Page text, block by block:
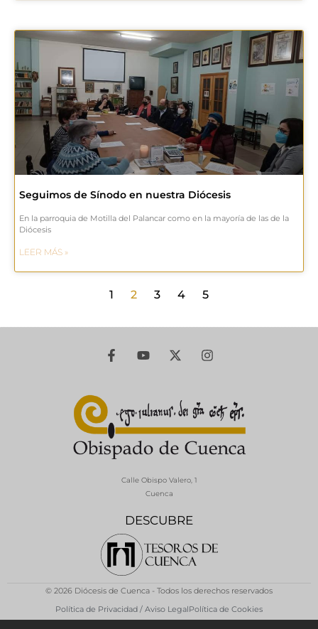
Seguimos de Sínodo en nuestra Diócesis
En la parroquia de Motilla del Palancar como en la mayoría de las de la
Diócesis
LEER MÁS »
1 2 3 4 5
DESCUBRE
Calle Obispo Valero, 1
Cuenca
© 2026 Diócesis de Cuenca - Todos los derechos reservados
Política de Privacidad / Aviso LegalPolítica de Cookies